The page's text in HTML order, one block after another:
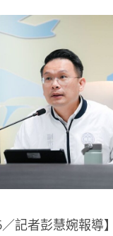
／記者彭慧婉報導